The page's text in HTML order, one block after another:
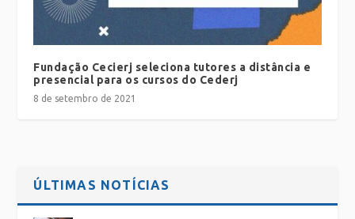
Fundação Cecierj seleciona tutores a distância e
presencial para os cursos do Cederj
8 de setembro de 2021
ÚLTIMAS NOTÍCIAS